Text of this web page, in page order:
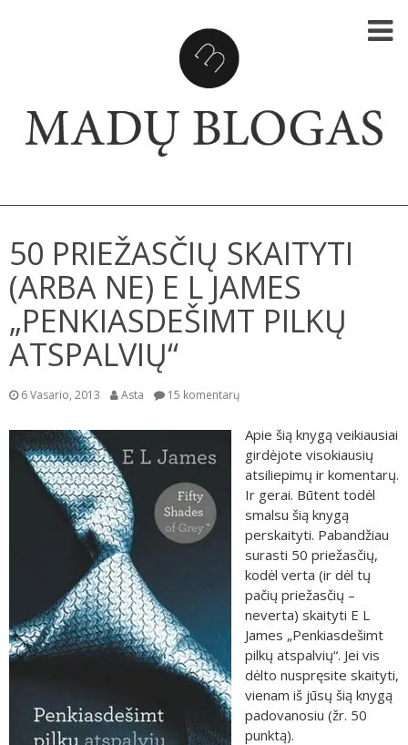
SKIP TO CONTENT
50 PRIEŽASČIŲ SKAITYTI
(ARBA NE) E L JAMES
„PENKIASDEŠIMT PILKŲ
ATSPALVIŲ“
6 Vasario, 2013 Asta 15 komentarų
Apie šią knygą veikiausiai
girdėjote visokiausių
atsiliepimų ir komentarų.
Ir gerai. Būtent todėl
smalsu šią knygą
perskaityti. Pabandžiau
surasti 50 priežasčių,
kodėl verta (ir dėl tų
pačių priežasčių –
neverta) skaityti E L
James „Penkiasdešimt
pilkų atspalvių“. Jei vis
dėlto nuspręsite skaityti,
vienam iš jūsų šią knygą
padovanosiu (žr. 50
punktą).